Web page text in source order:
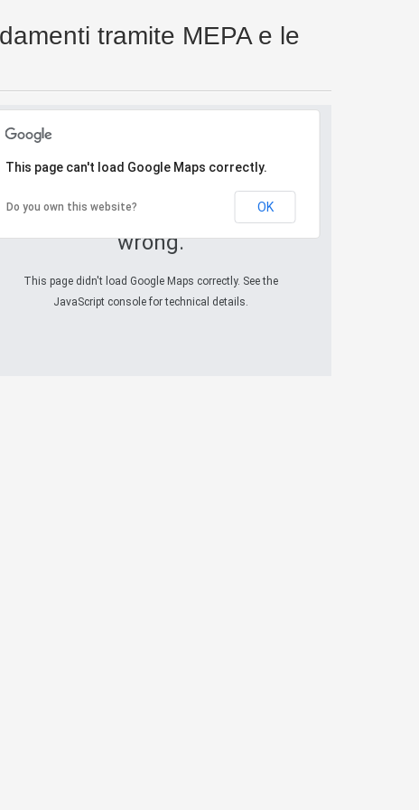
tramite MEPA e le
Oops! Something went
wrong.
This page didn't load Google Maps correctly. See the
JavaScript console for technical details.
This page can't load Google Maps correctly.
Do you own this website? OK